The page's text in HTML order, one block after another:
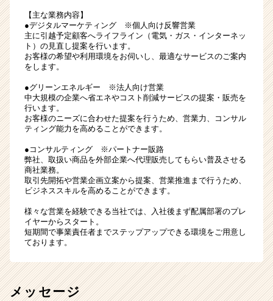
【主な業務内容】
●デジタルマーケティング ※個人向け反響営業
主に引越予定顧客へライフライン（電気・ガス・インターネッ
ト）の見直し提案を行います。
お客様の希望や利用環境をお伺いし、最適なサービスのご案内
をします。
●グリーンエネルギー ※法人向け営業
中大規模の企業へ省エネやコスト削減サービスの提案・販売を
行います。
お客様のニーズに合わせた提案を行うため、営業力、コンサル
ティング能力を高めることができます。
●コンサルティング ※パートナー販路
弊社、取扱い商品を外部企業へ代理販売してもらい普及させる
商社業務。
取引先開拓や営業企画立案から提案、営業推進まで行うため、
ビジネススキルを高めることができます。
様々な営業を経験できる当社では、入社後まず配属部署のプレ
イヤーからスタート。
短期間で事業責任者までステップアップできる環境をご用意し
ております。
メッセージ